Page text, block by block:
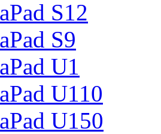
S12
S9
U1
U110
U150